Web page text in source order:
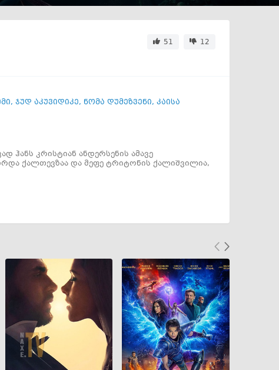
51
12
, ჯუდ აკუვიდიკე, ნომა დუმეზვენი, კაისა
ჰანს კრისტიან ანდერსენის ამავე
ქალთევზაა და მეფე ტრიტონის ქალიშვილია,